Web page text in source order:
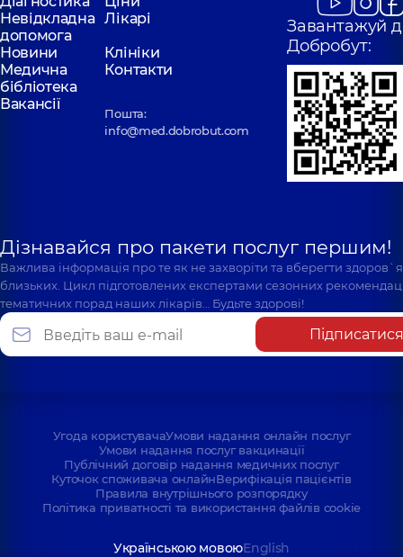
Невідкладна
допомога
Лікарі
Новини
Клініки
Медична
бібліотека
Контакти
Вакансії
Пошта:
info@med.dobrobut.com
Завантажуй
Добробут:
Дізнавайся про пакети послуг першим!
Важлива інформація про те як не захворіти та вберегти
близьких. Цикл підготовлених експертами сезонних
тематичних порад наших лікарів… Будьте здорові!
Підписатися
Угода користувачаУмови надання онлайн послуг
Умови надання послуг вакцинації
Публічний договір надання медичних послуг
Куточок споживача онлайнВерифікація пацієнтів
Правила внутрішнього розпорядку
Політика приватності та використання файлів cookie
Українською мовоюEnglish